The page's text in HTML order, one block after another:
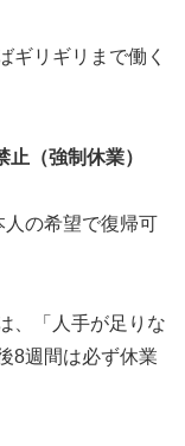
ギリギリまで働く
止（強制休業）
の希望で復帰可
、「人手が足りな
8週間は必ず休業